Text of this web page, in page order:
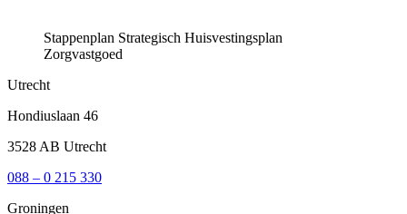
Stappenplan Strategisch Huisvestingsplan
Zorgvastgoed
Utrecht
Hondiuslaan 46
3528 AB Utrecht
088 – 0 215 330
Groningen